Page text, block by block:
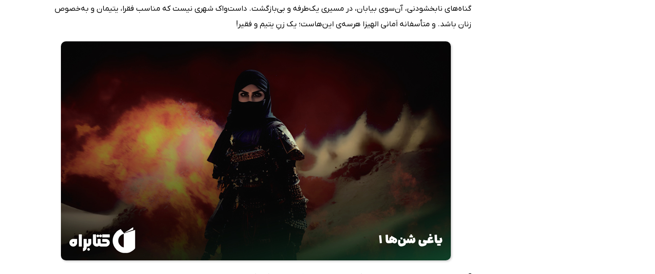
گناه‌های نابخشودنی، آن‌سوی بیابان، در مسیری یک‌طرفه و بی‌بازگشت. داست‌واک شهری نیست که مناسب فقرا، یتیمان و به‌خصوص
زنان باشد. و متأسفانه اَمانی الهیزا هرسه‌ی این‌هاست؛ یک زنِ یتیم و فقیر!